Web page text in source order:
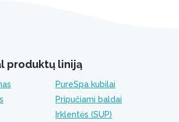
produktų liniją
PureSpa kubilai
Pripučiami baldai
Irklentės (SUP)